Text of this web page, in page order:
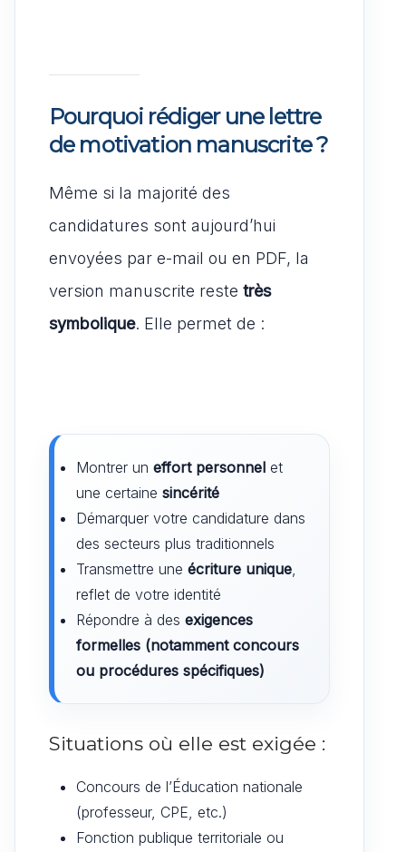
Pourquoi rédiger une lettre
de motivation manuscrite ?
Même si la majorité des
candidatures sont aujourd’hui
envoyées par e-mail ou en PDF, la
version manuscrite reste très
symbolique. Elle permet de :
Montrer un effort personnel et
une certaine sincérité
Démarquer votre candidature dans
des secteurs plus traditionnels
Transmettre une écriture unique,
reflet de votre identité
Répondre à des exigences
formelles (notamment concours
ou procédures spécifiques)
Situations où elle est exigée :
Concours de l’Éducation nationale
(professeur, CPE, etc.)
Fonction publique territoriale ou